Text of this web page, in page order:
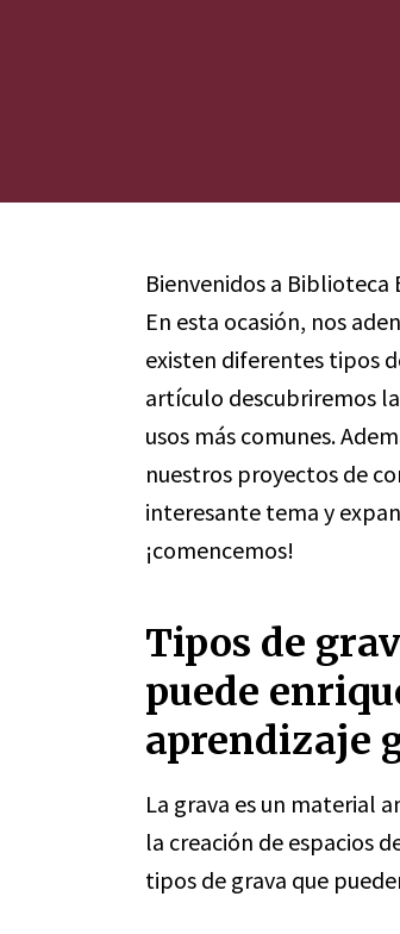
Bienvenidos a
En esta ocasión, nos
existen diferentes tipos
artículo descubriremos
usos más comunes.
nuestros proyectos de
interesante tema y
¡comencemos!
Tipos de
puede
aprendizaje
La grava es un material
la creación de espacios
tipos de grava que